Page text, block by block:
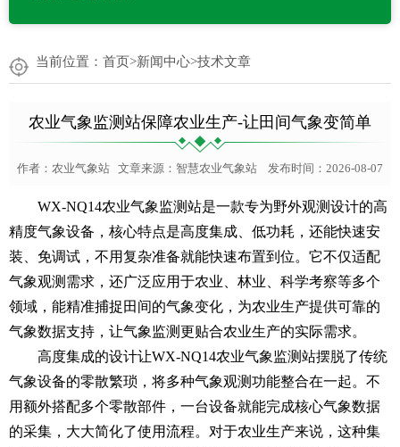
当前位置： 首页>新闻中心>技术文章
农业气象监测站保障农业生产-让田间气象变简单
作者： 农业气象站 文章来源： 智慧农业气象站 发布时间：2026-08-07
WX-NQ14农业气象监测站是一款专为野外观测设计的高
精度气象设备，核心特点是高度集成、低功耗，还能快速安
装、免调试，不用复杂准备就能快速布置到位。它不仅适配
气象观测需求，还广泛应用于农业、林业、科学考察等多个
领域，能精准捕捉田间的气象变化，为农业生产提供可靠的
气象数据支持，让气象监测更贴合农业生产的实际需求。
高度集成的设计让WX-NQ14农业气象监测站摆脱了传统
气象设备的零散繁琐，将多种气象观测功能整合在一起。不
用额外搭配多个零散部件，一台设备就能完成核心气象数据
的采集，大大简化了使用流程。对于农业生产来说，这种集